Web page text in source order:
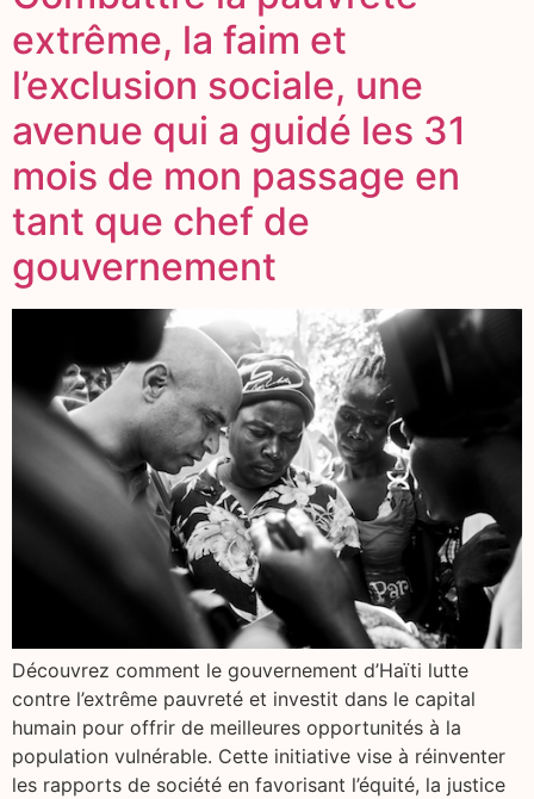
extrême, la faim et
l’exclusion sociale, une
avenue qui a guidé les 31
mois de mon passage en
tant que chef de
gouvernement
Découvrez comment le gouvernement d’Haïti lutte
contre l’extrême pauvreté et investit dans le capital
humain pour offrir de meilleures opportunités à la
population vulnérable. Cette initiative vise à réinventer
les rapports de société en favorisant l’équité, la justice